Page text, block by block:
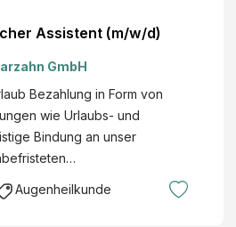
Assistent (m/w/d)
GmbH
Bezahlung in Form von
wie Urlaubs- und
Bindung an unser
Augenheilkunde